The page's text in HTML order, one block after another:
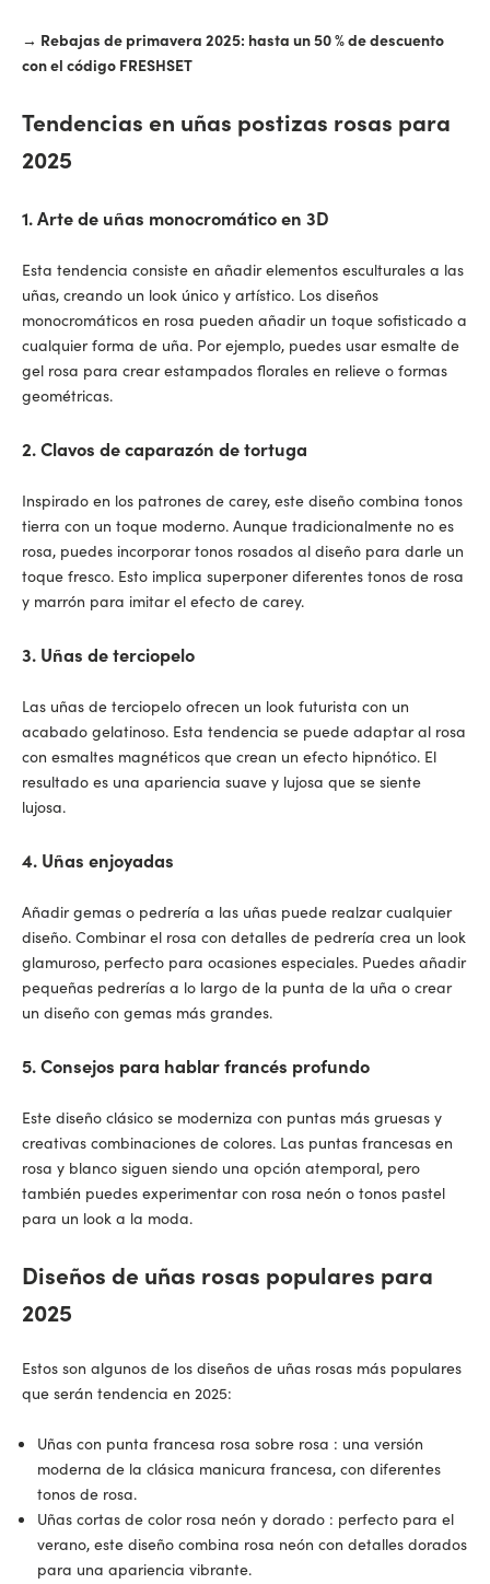
→ Rebajas de primavera 2025: hasta un 50 % de descuento
con el código FRESHSET
Tendencias en uñas postizas rosas para
2025
1. Arte de uñas monocromático en 3D
Esta tendencia consiste en añadir elementos esculturales a las
uñas, creando un look único y artístico. Los diseños
monocromáticos en rosa pueden añadir un toque sofisticado a
cualquier forma de uña. Por ejemplo, puedes usar esmalte de
gel rosa para crear estampados florales en relieve o formas
geométricas.
2. Clavos de caparazón de tortuga
Inspirado en los patrones de carey, este diseño combina tonos
tierra con un toque moderno. Aunque tradicionalmente no es
rosa, puedes incorporar tonos rosados al diseño para darle un
toque fresco. Esto implica superponer diferentes tonos de rosa
y marrón para imitar el efecto de carey.
3. Uñas de terciopelo
Las uñas de terciopelo ofrecen un look futurista con un
acabado gelatinoso. Esta tendencia se puede adaptar al rosa
con esmaltes magnéticos que crean un efecto hipnótico. El
resultado es una apariencia suave y lujosa que se siente
lujosa.
4. Uñas enjoyadas
Añadir gemas o pedrería a las uñas puede realzar cualquier
diseño. Combinar el rosa con detalles de pedrería crea un look
glamuroso, perfecto para ocasiones especiales. Puedes añadir
pequeñas pedrerías a lo largo de la punta de la uña o crear
un diseño con gemas más grandes.
5. Consejos para hablar francés profundo
Este diseño clásico se moderniza con puntas más gruesas y
creativas combinaciones de colores. Las puntas francesas en
rosa y blanco siguen siendo una opción atemporal, pero
también puedes experimentar con rosa neón o tonos pastel
para un look a la moda.
Diseños de uñas rosas populares para
2025
Estos son algunos de los diseños de uñas rosas más populares
que serán tendencia en 2025:
Uñas con punta francesa rosa sobre rosa : una versión
moderna de la clásica manicura francesa, con diferentes
tonos de rosa.
Uñas cortas de color rosa neón y dorado : perfecto para el
verano, este diseño combina rosa neón con detalles dorados
para una apariencia vibrante.